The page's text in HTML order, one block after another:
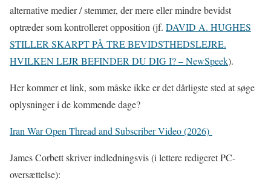
alternative medier / stemmer, der mere eller mindre bevidst
optræder som kontrolleret opposition (jf. DAVID A. HUGHES
STILLER SKARPT PÅ TRE BEVIDSTHEDSLEJRE.
HVILKEN LEJR BEFINDER DU DIG I? – NewSpeek).
Her kommer et link, som måske ikke er det dårligste sted at søge
oplysninger i de kommende dage?
Iran War Open Thread and Subscriber Video (2026)
James Corbett skriver indledningsvis (i lettere redigeret PC-
oversættelse):